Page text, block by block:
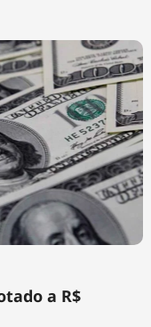
a R$